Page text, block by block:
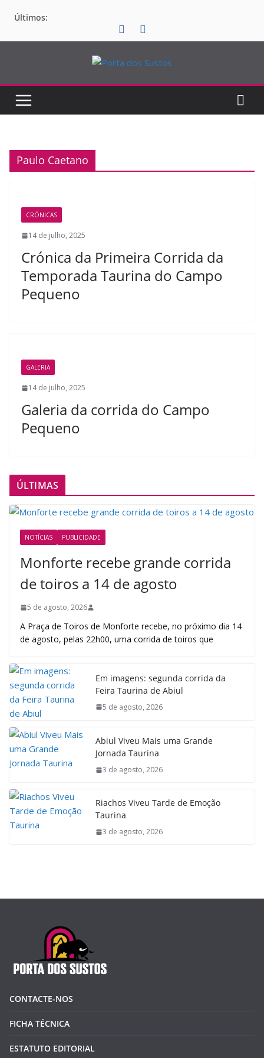
paraÚltimos:
Paulo Caetano
CRÓNICAS
14 de julho, 2025
Crónica da Primeira Corrida da
Temporada Taurina do Campo
Pequeno
GALERIA
14 de julho, 2025
Galeria da corrida do Campo
Pequeno
ÚLTIMAS
NOTÍCIAS PUBLICIDADE
Monforte recebe grande corrida
de toiros a 14 de agosto
5 de agosto, 2026
A Praça de Toiros de Monforte recebe, no próximo dia 14
de agosto, pelas 22h00, uma corrida de toiros que
Em imagens: segunda corrida da
Feira Taurina de Abiul
5 de agosto, 2026
Abiul Viveu Mais uma Grande
Jornada Taurina
3 de agosto, 2026
Riachos Viveu Tarde de Emoção
Taurina
3 de agosto, 2026
CONTACTE-NOS
FICHA TÉCNICA
ESTATUTO EDITORIAL